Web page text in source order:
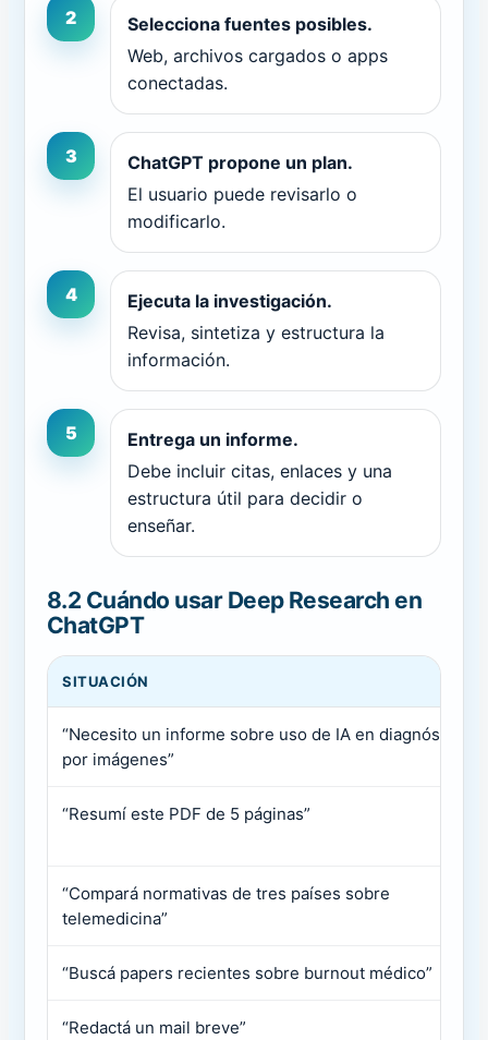
2
Selecciona fuentes posibles.
Web, archivos cargados o apps
conectadas.
3
ChatGPT propone un plan.
El usuario puede revisarlo o
modificarlo.
4
Ejecuta la investigación.
Revisa, sintetiza y estructura la
información.
5
Entrega un informe.
Debe incluir citas, enlaces y una
estructura útil para decidir o
enseñar.
8.2 Cuándo usar Deep Research en
ChatGPT
SITUACIÓN
“Necesito un informe sobre uso de IA en diagnóstico
por imágenes”
“Resumí este PDF de 5 páginas”
“Compará normativas de tres países sobre
telemedicina”
“Buscá papers recientes sobre burnout médico”
“Redactá un mail breve”